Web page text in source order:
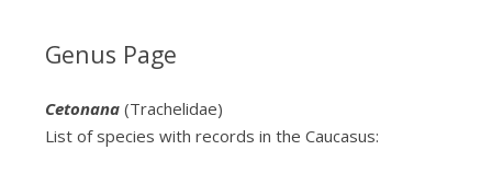
Genus Page
Cetonana (Trachelidae)
List of species with records in the Caucasus: